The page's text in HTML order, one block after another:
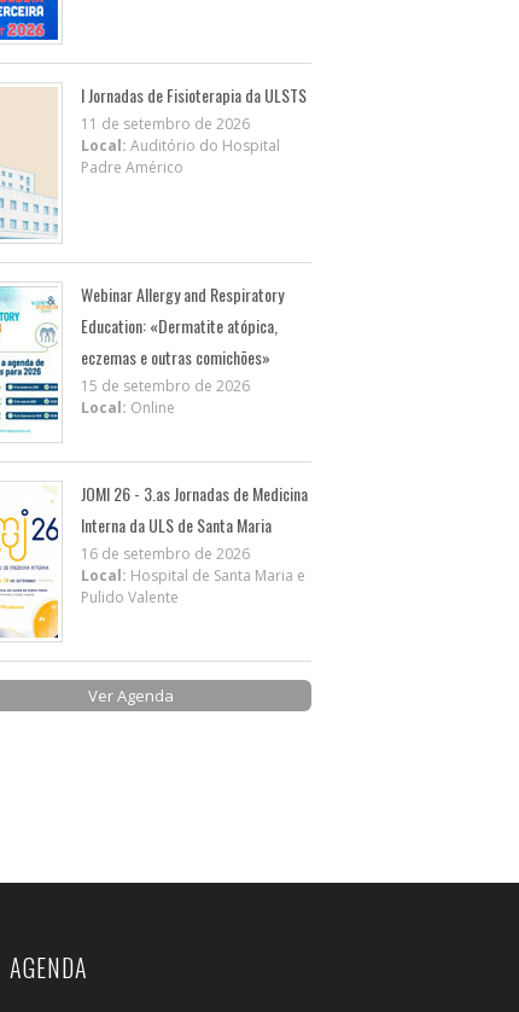
I Jornadas de Fisioterapia da ULSTS
11 de setembro de 2026
Local: Auditório do Hospital
Padre Américo
Webinar Allergy and Respiratory
Education: «Dermatite atópica,
eczemas e outras comichões»
15 de setembro de 2026
Local: Online
JOMI 26 - 3.as Jornadas de Medicina
Interna da ULS de Santa Maria
16 de setembro de 2026
Local: Hospital de Santa Maria e
Pulido Valente
Ver Agenda
AGENDA